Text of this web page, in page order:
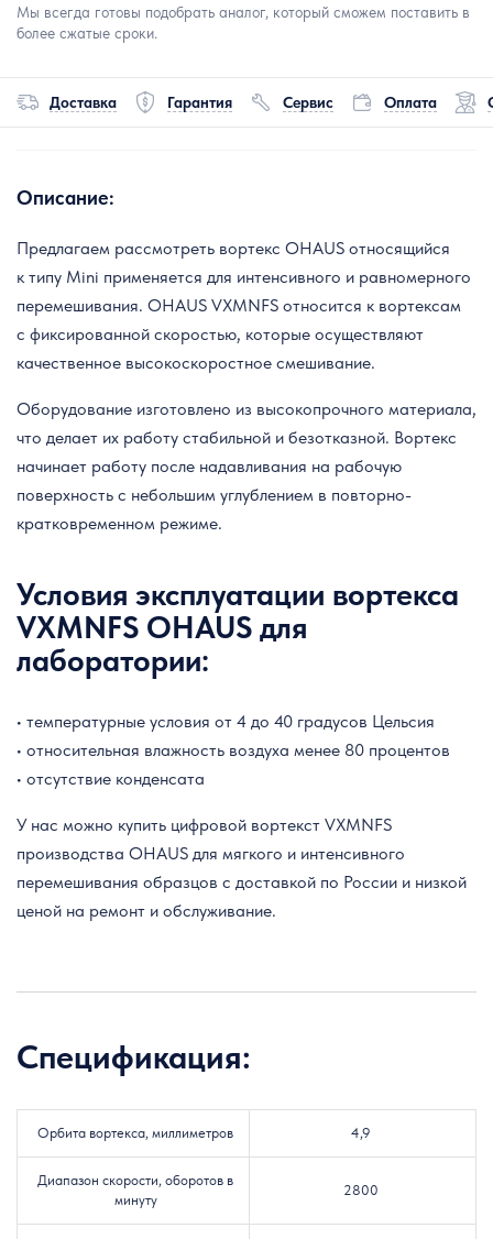
Мы всегда готовы подобрать аналог, который сможем поставить в
более сжатые сроки.
Доставка Гарантия Сервис Оплата
Описание:
Предлагаем рассмотреть вортекс OHAUS относящийся
к типу Mini применяется для интенсивного и равномерного
перемешивания. OHAUS VXMNFS относится к вортексам
с фиксированной скоростью, которые осуществляют
качественное высокоскоростное смешивание.
Оборудование изготовлено из высокопрочного материала,
что делает их работу стабильной и безотказной. Вортекс
начинает работу после надавливания на рабочую
поверхность с небольшим углублением в повторно-
кратковременном режиме.
Условия эксплуатации вортекса
VXMNFS OHAUS для
лаборатории:
• температурные условия от 4 до 40 градусов Цельсия
• относительная влажность воздуха менее 80 процентов
• отсутствие конденсата
У нас можно купить цифровой вортекст VXMNFS
производства OHAUS для мягкого и интенсивного
перемешивания образцов с доставкой по России и низкой
ценой на ремонт и обслуживание.
Спецификация:
Орбита вортекса, миллиметров 4,9
Диапазон скорости, оборотов в
минуту
2800